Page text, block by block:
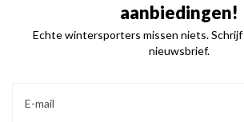
aanbiedingen!
Echte wintersporters missen niets. Schrijf
nieuwsbrief.